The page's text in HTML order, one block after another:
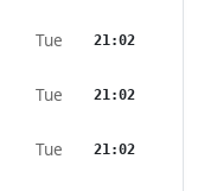
Tue 21:02
Tue 21:02
Tue 21:02